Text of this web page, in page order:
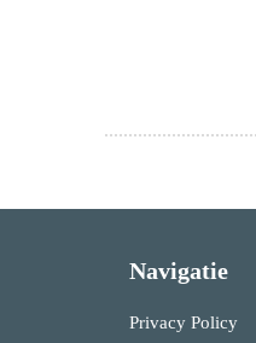
Navigatie
Privacy Policy